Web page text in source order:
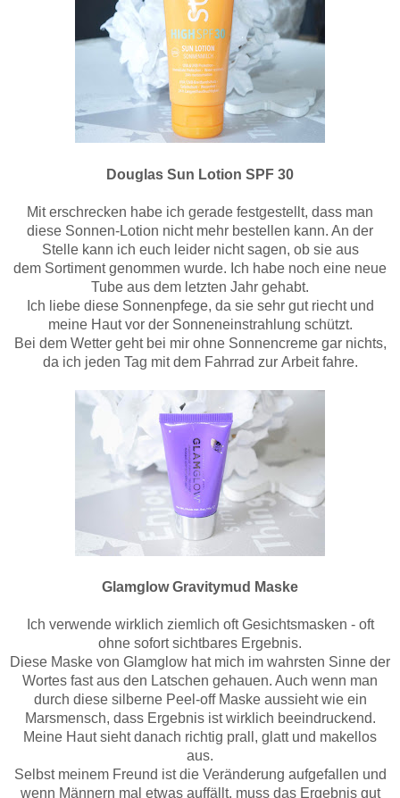
Douglas Sun Lotion SPF 30
Mit erschrecken habe ich gerade festgestellt, dass man
diese Sonnen-Lotion nicht mehr bestellen kann. An der
Stelle kann ich euch leider nicht sagen, ob sie aus
dem Sortiment genommen wurde. Ich habe noch eine neue
Tube aus dem letzten Jahr gehabt.
Ich liebe diese Sonnenpfege, da sie sehr gut riecht und
meine Haut vor der Sonneneinstrahlung schützt.
Bei dem Wetter geht bei mir ohne Sonnencreme gar nichts,
da ich jeden Tag mit dem Fahrrad zur Arbeit fahre.
Glamglow Gravitymud Maske
Ich verwende wirklich ziemlich oft Gesichtsmasken - oft
ohne sofort sichtbares Ergebnis.
Diese Maske von Glamglow hat mich im wahrsten Sinne der
Wortes fast aus den Latschen gehauen. Auch wenn man
durch diese silberne Peel-off Maske aussieht wie ein
Marsmensch, dass Ergebnis ist wirklich beeindruckend.
Meine Haut sieht danach richtig prall, glatt und makellos
aus.
Selbst meinem Freund ist die Veränderung aufgefallen und
wenn Männern mal etwas auffällt, muss das Ergebnis gut